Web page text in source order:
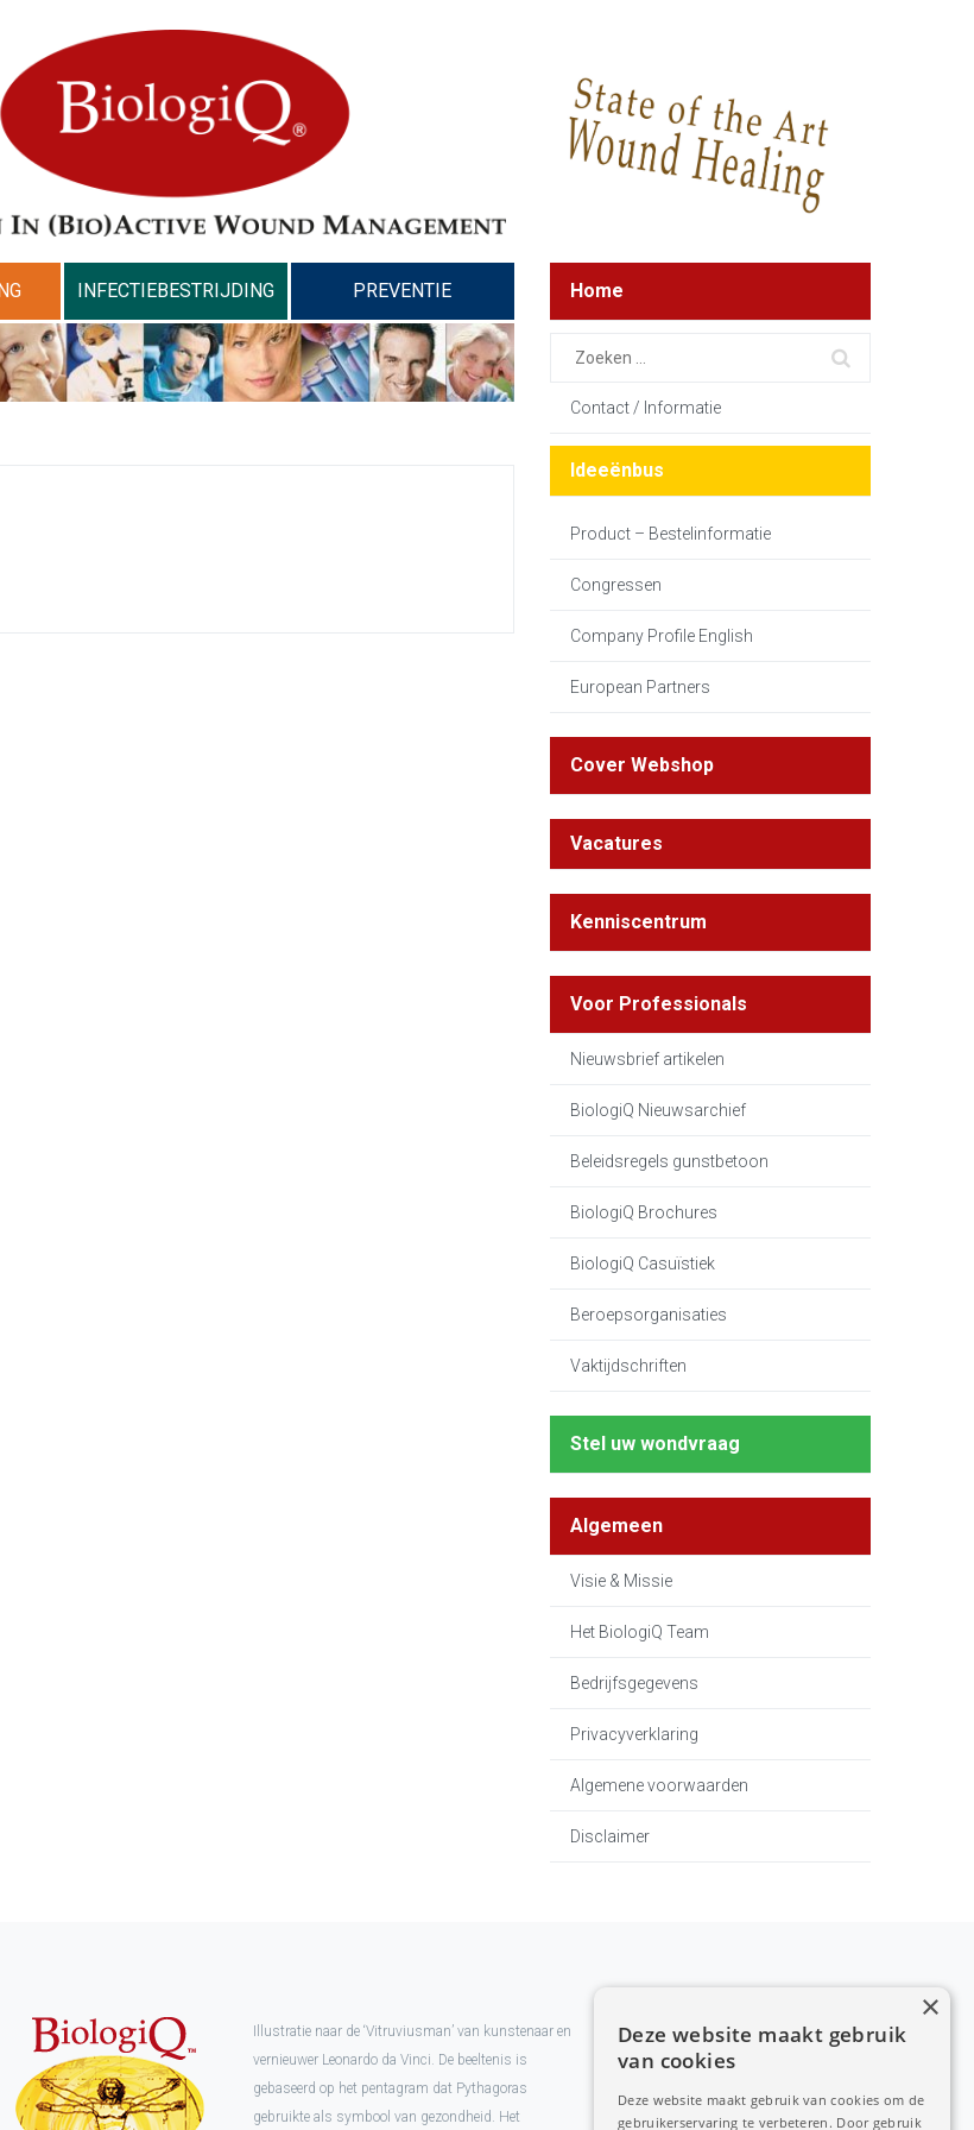
Home
Contact / Informatie
Ideeënbus
Product – Bestelinformatie
Congressen
Company Profile English
European Partners
Cover Webshop
Vacatures
Kenniscentrum
Voor Professionals
Nieuwsbrief artikelen
BiologiQ Nieuwsarchief
Beleidsregels gunstbetoon
BiologiQ Brochures
BiologiQ Casuïstiek
Beroepsorganisaties
Vaktijdschriften
Stel uw wondvraag
Algemeen
Visie & Missie
Het BiologiQ Team
Bedrijfsgegevens
Privacyverklaring
Algemene voorwaarden
Disclaimer
INFECTIEBESTRIJDING PREVENTIE
Illustratie naar de ‘Vitruviusman’ van kunstenaar en
vernieuwer Leonardo da Vinci. De beeltenis is
gebaseerd op het pentagram dat Pythagoras
gebruikte als symbool van gezondheid. Het
Deze website maakt gebruik
van cookies
Deze website maakt gebruik van cookies om de
gebruikerservaring te verbeteren. Door gebruik
×